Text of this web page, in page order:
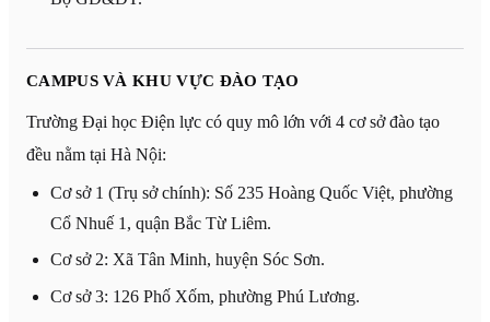
CAMPUS VÀ KHU VỰC ĐÀO TẠO
Trường Đại học Điện lực có quy mô lớn với 4 cơ sở đào tạo
đều nằm tại Hà Nội:
Cơ sở 1 (Trụ sở chính): Số 235 Hoàng Quốc Việt, phường
Cổ Nhuế 1, quận Bắc Từ Liêm.
Cơ sở 2: Xã Tân Minh, huyện Sóc Sơn.
Cơ sở 3: 126 Phố Xốm, phường Phú Lương.